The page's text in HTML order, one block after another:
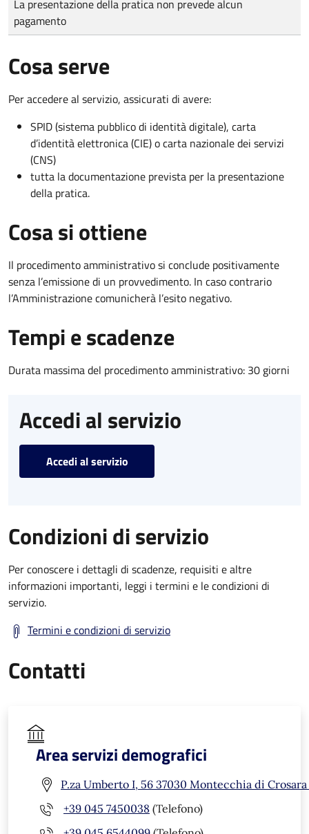
La presentazione della pratica non prevede alcun
pagamento
Cosa serve
Per accedere al servizio, assicurati di avere:
SPID (sistema pubblico di identità digitale), carta
d’identità elettronica (CIE) o carta nazionale dei servizi
(CNS)
tutta la documentazione prevista per la presentazione
della pratica.
Cosa si ottiene
Il procedimento amministrativo si conclude positivamente
senza l’emissione di un provvedimento. In caso contrario
l’Amministrazione comunicherà l’esito negativo.
Tempi e scadenze
Durata massima del procedimento amministrativo: 30 giorni
Accedi al servizio
Accedi al servizio
Condizioni di servizio
Per conoscere i dettagli di scadenze, requisiti e altre
informazioni importanti, leggi i termini e le condizioni di
servizio.
Termini e condizioni di servizio
Contatti
Area servizi demografici
P.za Umberto I, 56 37030 Montecchia di Crosara
+39 045 7450038 (Telefono)